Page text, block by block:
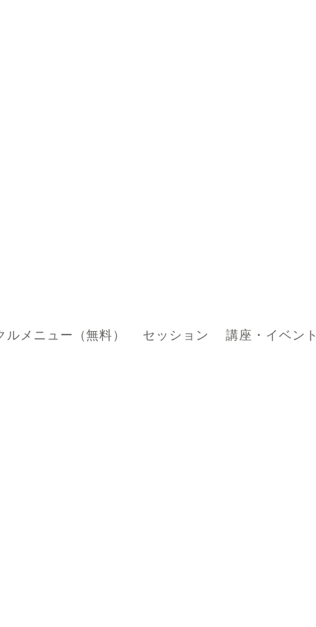
ルメニュー（無料） セッション 講座・イベント